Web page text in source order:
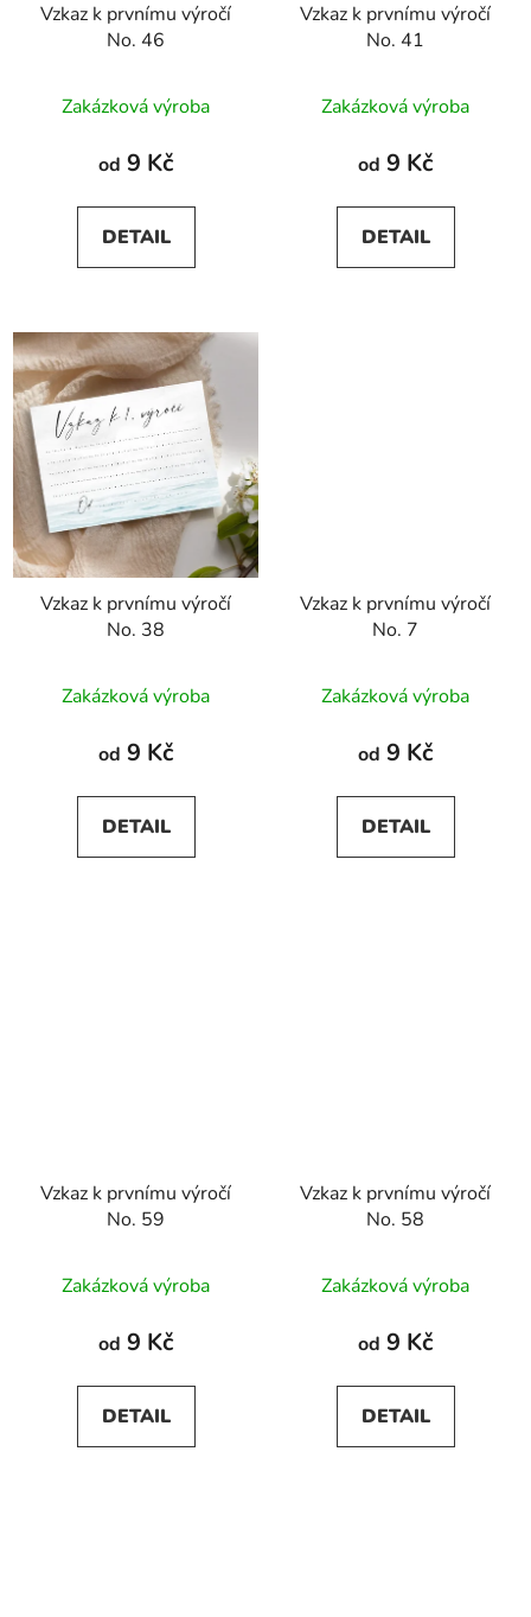
Vzkaz k prvnímu výročí
No. 46
Zakázková výroba
od 9 Kč
DETAIL
Vzkaz k prvnímu výročí
No. 41
Zakázková výroba
od 9 Kč
DETAIL
Vzkaz k prvnímu výročí
No. 38
Zakázková výroba
od 9 Kč
DETAIL
Vzkaz k prvnímu výročí
No. 7
Zakázková výroba
od 9 Kč
DETAIL
Vzkaz k prvnímu výročí
No. 59
Zakázková výroba
od 9 Kč
DETAIL
Vzkaz k prvnímu výročí
No. 58
Zakázková výroba
od 9 Kč
DETAIL